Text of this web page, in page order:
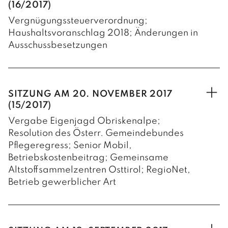
(16/2017)
Vergnügungssteuerverordnung;
Haushaltsvoranschlag 2018; Änderungen in
Ausschussbesetzungen
Nachdem der Tiroler Landtag im Juli 2017
erlassen hat, wird vom Gemeinderat eine
neue, diesem Gesetz angepasste
Vergnügungssteuerverordnung für
Nußdorf-Debant beschlossen. Diese gilt
ab 01.01.2018.
Der Gemeinderat stimmt dem
Haushaltsvoranschlag 2018 mit Gesamt-
Einnahmen und Gesamt-Ausgaben von je
Die Wählergruppe PRO Nußdorf-Debant,
SITZUNG AM 20. NOVEMBER 2017
(15/2017)
Vergabe Eigenjagd Obriskenalpe;
Resolution des Österr. Gemeindebundes
Pflegeregress; Senior Mobil,
Betriebskostenbeitrag; Gemeinsame
Altstoffsammelzentren Osttirol; RegioNet,
Betrieb gewerblicher Art
Der Gemeinderat stimmt der vom